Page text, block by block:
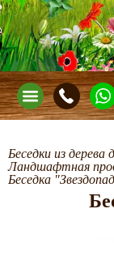
Беседки из дерева
Ландшафтная
Беседка